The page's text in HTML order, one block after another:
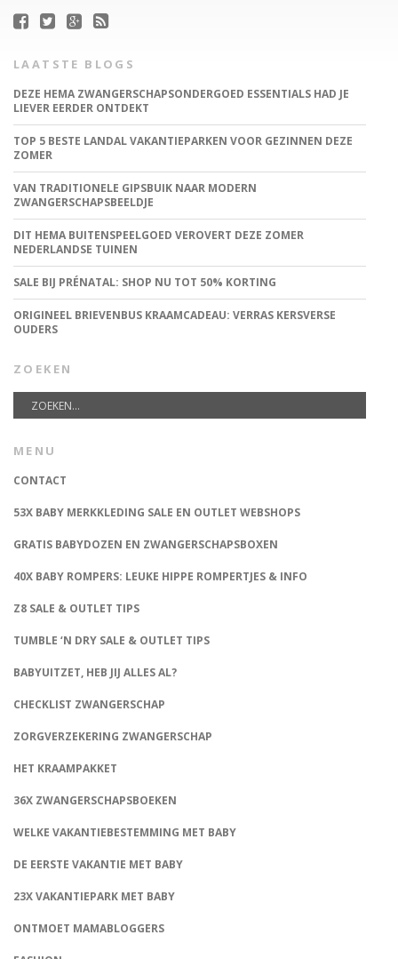
LAATSTE BLOGS
DEZE HEMA ZWANGERSCHAPSONDERGOED ESSENTIALS HAD JE
LIEVER EERDER ONTDEKT
TOP 5 BESTE LANDAL VAKANTIEPARKEN VOOR GEZINNEN DEZE
ZOMER
VAN TRADITIONELE GIPSBUIK NAAR MODERN
ZWANGERSCHAPSBEELDJE
DIT HEMA BUITENSPEELGOED VEROVERT DEZE ZOMER
NEDERLANDSE TUINEN
SALE BIJ PRÉNATAL: SHOP NU TOT 50% KORTING
ORIGINEEL BRIEVENBUS KRAAMCADEAU: VERRAS KERSVERSE
OUDERS
ZOEKEN
MENU
CONTACT
53X BABY MERKKLEDING SALE EN OUTLET WEBSHOPS
GRATIS BABYDOZEN EN ZWANGERSCHAPSBOXEN
40X BABY ROMPERS: LEUKE HIPPE ROMPERTJES & INFO
Z8 SALE & OUTLET TIPS
TUMBLE ‘N DRY SALE & OUTLET TIPS
BABYUITZET, HEB JIJ ALLES AL?
CHECKLIST ZWANGERSCHAP
ZORGVERZEKERING ZWANGERSCHAP
HET KRAAMPAKKET
36X ZWANGERSCHAPSBOEKEN
WELKE VAKANTIEBESTEMMING MET BABY
DE EERSTE VAKANTIE MET BABY
23X VAKANTIEPARK MET BABY
ONTMOET MAMABLOGGERS